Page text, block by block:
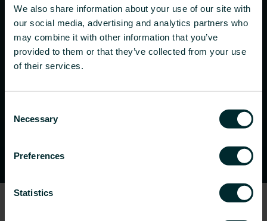
We also share information about your use of our site with
our social media, advertising and analytics partners who
may combine it with other information that you’ve
provided to them or that they’ve collected from your use
of their services.
Selection
Necessary
Preferences
Statistics